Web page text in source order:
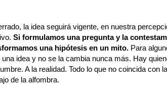
la idea seguirá vigente, en nuestra
Si formulamos una pregunta y la
una hipótesis en un mito. Para
idea y no se la cambia nunca más. Hay
A la realidad. Todo lo que no coincida con
de la alfombra.